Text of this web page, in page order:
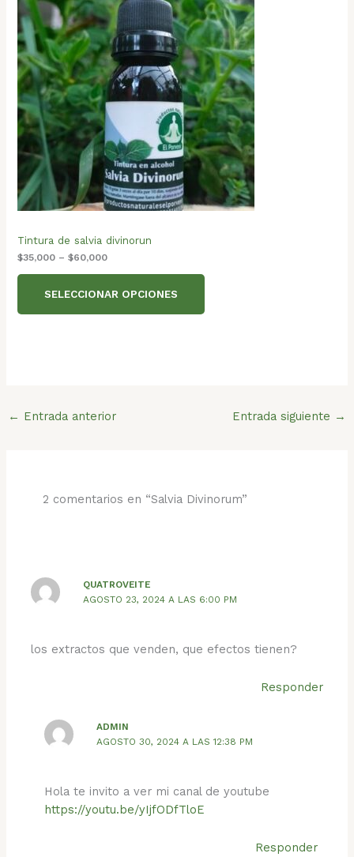
Tintura de salvia divinorun
$35,000 –$60,000
SELECCIONAR OPCIONES
← Entrada anterior Entrada siguiente →
2 comentarios en “Salvia Divinorum”
QUATROVEITE
AGOSTO 23, 2024 A LAS 6:00 PM
los extractos que venden, que efectos tienen?
Responder
ADMIN
AGOSTO 30, 2024 A LAS 12:38 PM
Hola te invito a ver mi canal de youtube
https://youtu.be/yIjfODfTloE
Responder